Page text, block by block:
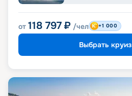
от 118 797 ₽ /чел +1 000
Выбрать круиз